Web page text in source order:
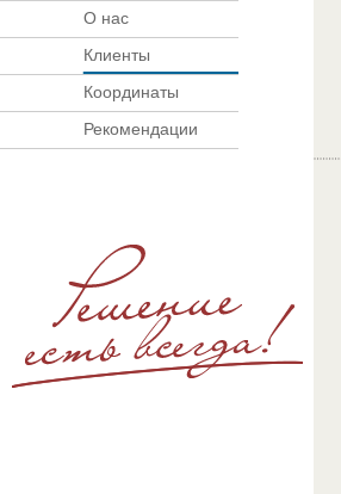
О нас
Клиенты
Координаты
Рекомендации